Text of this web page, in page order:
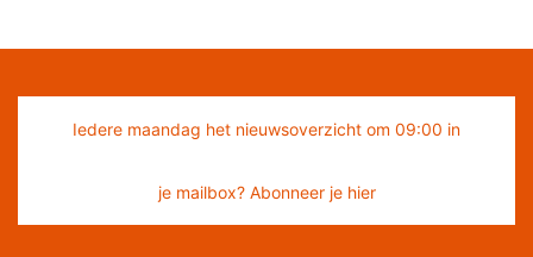
Iedere maandag het nieuwsoverzicht om 09:00 in
je mailbox? Abonneer je hier